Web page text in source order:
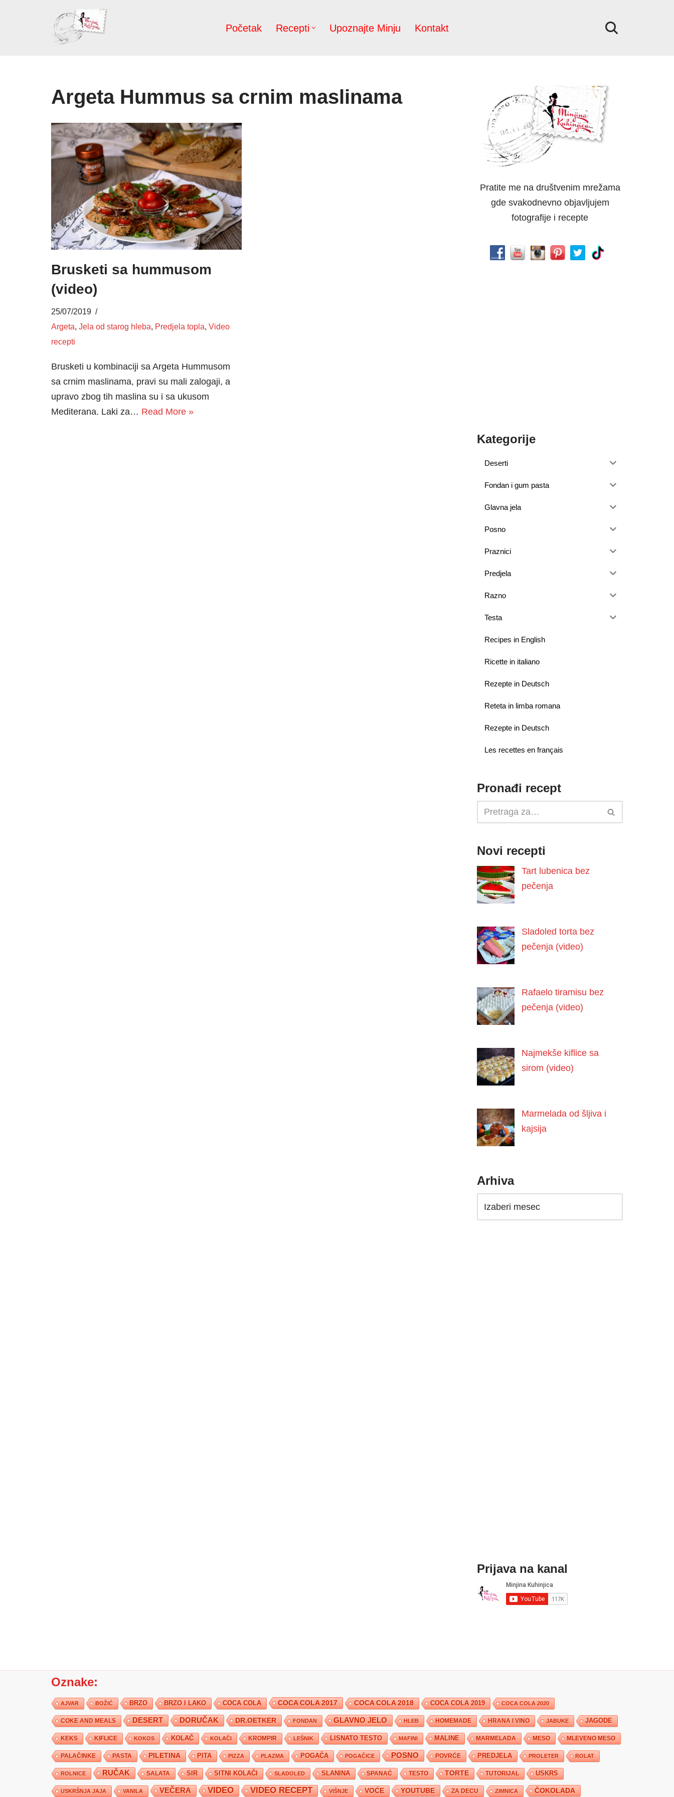
Početak Recepti Upoznajte Minju Kontakt
Argeta Hummus sa crnim maslinama
Brusketi sa hummusom
(video)
25/07/2019
Argeta, Jela od starog hleba, Predjela topla, Video
recepti
Brusketi u kombinaciji sa Argeta Hummusom
sa crnim maslinama, pravi su mali zalogaji, a
upravo zbog tih maslina su i sa ukusom
Mediterana. Laki za… Read More »
Pratite me na društvenim mrežama
gde svakodnevno objavljujem
fotografije i recepte
Kategorije
Deserti
Fondan i gum pasta
Glavna jela
Posno
Praznici
Predjela
Razno
Testa
Recipes in English
Ricette in italiano
Rezepte in Deutsch
Reteta in limba romana
Rezepte in Deutsch
Les recettes en français
Pronađi recept
Novi recepti
Tart lubenica bez
pečenja
Sladoled torta bez
pečenja (video)
Rafaelo tiramisu bez
pečenja (video)
Najmekše kiflice sa
sirom (video)
Marmelada od šljiva i
kajsija
Arhiva
Prijava na kanal
Oznake:
AJVAR BOŽIĆ BRZO BRZO I LAKO COCA COLA COCA COLA 2017 COCA COLA 2018 COCA COLA 2019 COCA COLA 2020
COKE AND MEALS DESERT DORUČAK DR.OETKER FONDAN GLAVNO JELO HLEB HOMEMADE HRANA I VINO JABUKE JAGODE
KEKS KIFLICE KOKOS KOLAČ KOLAČI KROMPIR LEŠNIK LISNATO TESTO MAFINI MALINE MARMELADA MESO MLEVENO MESO
PALAČINKE PASTA PILETINA PITA PIZZA PLAZMA POGAČA POGAČICE POSNO POVRĆE PREDJELA PROLETER ROLAT
ROLNICE RUČAK SALATA SIR SITNI KOLAČI SLADOLED SLANINA SPANAĆ TESTO TORTE TUTORIJAL USKRS
USKRŠNJA JAJA VANILA VEČERA VIDEO VIDEO RECEPT VIŠNJE VOĆE YOUTUBE ZA DECU ZIMNICA ČOKOLADA